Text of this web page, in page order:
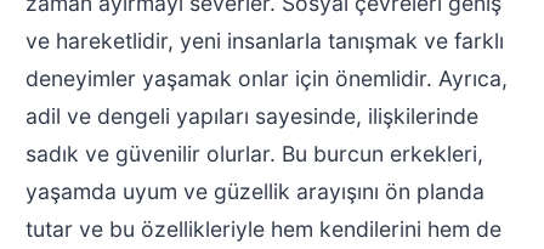
ve hareketlidir, yeni insanlarla tanışmak ve farklı
deneyimler yaşamak onlar için önemlidir. Ayrıca,
adil ve dengeli yapıları sayesinde, ilişkilerinde
sadık ve güvenilir olurlar. Bu burcun erkekleri,
yaşamda uyum ve güzellik arayışını ön planda
tutar ve bu özellikleriyle hem kendilerini hem de